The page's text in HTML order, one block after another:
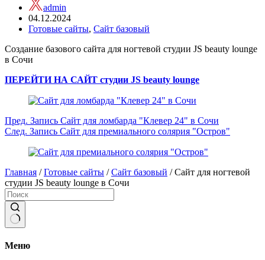
admin
04.12.2024
Готовые сайты, Сайт базовый
Создание базового сайта для ногтевой студии JS beauty lounge
в Сочи
ПЕРЕЙТИ НА САЙТ студии JS beauty lounge
Пред. Запись Сайт для ломбарда "Клевер 24" в Сочи
След. Запись Сайт для премиального солярия "Остров"
Главная / Готовые сайты / Сайт базовый /Сайт для ногтевой
студии JS beauty lounge в Сочи
не
Меню